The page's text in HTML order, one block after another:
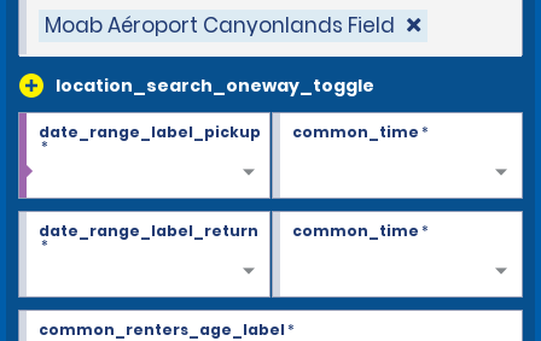
Moab Aéroport Canyonlands Field
location_search_oneway_toggle
date_range_label_pickup
*
common_time*
date_range_label_return
*
common_time*
common_renters_age_label*